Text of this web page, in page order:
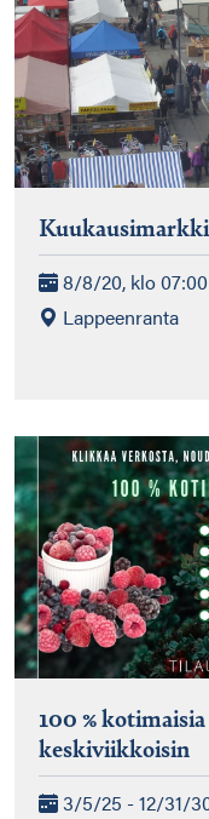
8/8/20, klo
Lappeenranta
100 %
keskiviikkoisin
3/5/25 - 12/31/